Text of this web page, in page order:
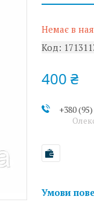
Немає в
Код:
400 ₴
+380